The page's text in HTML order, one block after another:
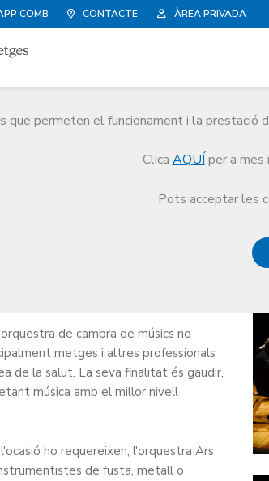
COMB CONTACTE ÀREA PRIVADA
permeten el funcionament i la prestació
Clica AQUÍ per a mes
Pots acceptar les
Orquestra Ars Medica
de cambra de músics no
metges i altres professionals
de la salut. La seva finalitat és gaudir,
música amb el millor nivell
ho requereixen, l'orquestra Ars
de fusta, metall o